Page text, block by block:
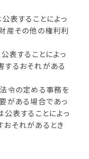
表することによっ
産その他の権利利
表することによっ
るおそれがある
令の定める事務を
がある場合であっ
公表することによっ
それがあるとき